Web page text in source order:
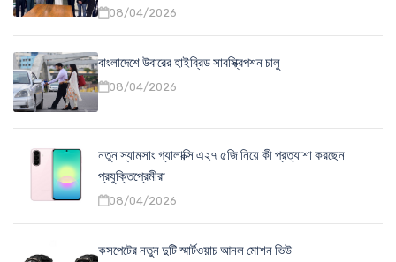
08/04/2026
বাংলাদেশে উবারের হাইব্রিড সাবস্ক্রিপশন চালু
08/04/2026
নতুন স্যামসাং গ্যালাক্সি এ২৭ ৫জি নিয়ে কী প্রত্যাশা করছেন
প্রযুক্তিপ্রেমীরা
08/04/2026
কসপেটের নতুন দুটি স্মার্টওয়াচ আনল মোশন ভিউ